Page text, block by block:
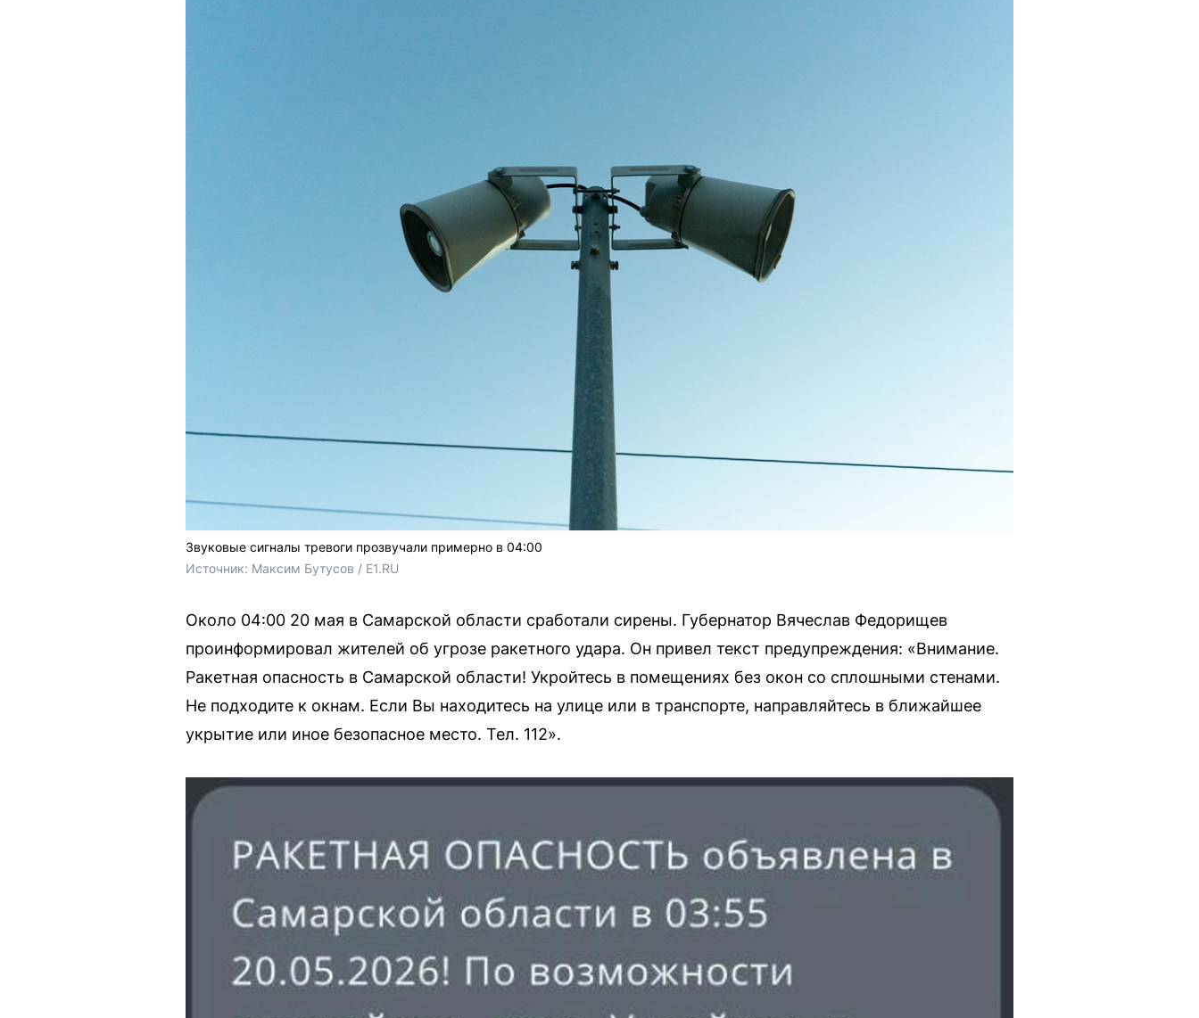
Звуковые сигналы тревоги прозвучали примерно в 04:00
Источник: Максим Бутусов / E1.RU
Около 04:00 20 мая в Самарской области сработали сирены. Губернатор Вячеслав Федорищев
проинформировал жителей об угрозе ракетного удара. Он привел текст предупреждения: «Внимание.
Ракетная опасность в Самарской области! Укройтесь в помещениях без окон со сплошными стенами.
Не подходите к окнам. Если Вы находитесь на улице или в транспорте, направляйтесь в ближайшее
укрытие или иное безопасное место. Тел. 112».